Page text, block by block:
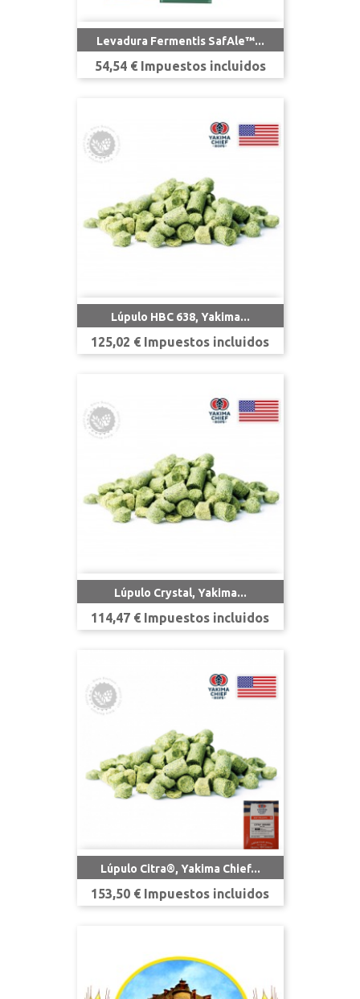
Levadura Fermentis SafAle™...
Precio
54,54 € Impuestos incluidos
Lúpulo HBC 638, Yakima...
Precio
125,02 € Impuestos incluidos
Lúpulo Crystal, Yakima...
Precio
114,47 € Impuestos incluidos
Lúpulo Citra®, Yakima Chief...
Precio
153,50 € Impuestos incluidos